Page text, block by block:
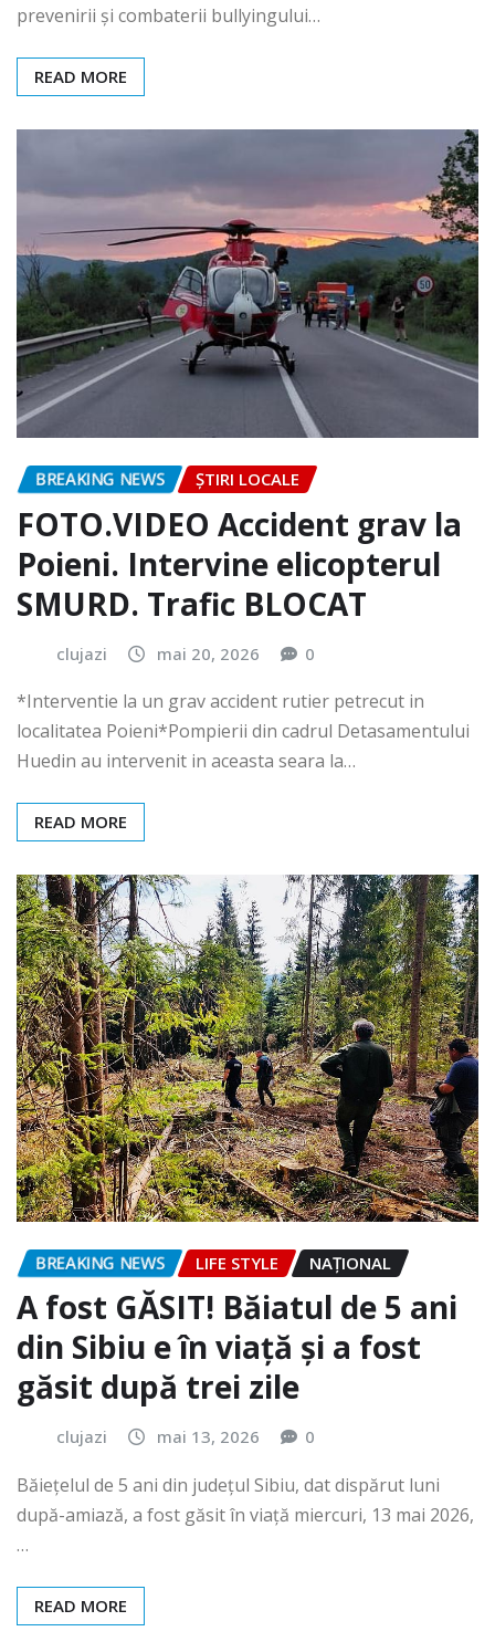
prevenirii și combaterii bullyingului…
READ MORE
BREAKING NEWS ȘTIRI LOCALE
FOTO.VIDEO Accident grav la
Poieni. Intervine elicopterul
SMURD. Trafic BLOCAT
clujazi mai 20, 2026 0
*Interventie la un grav accident rutier petrecut in
localitatea Poieni*Pompierii din cadrul Detasamentului
Huedin au intervenit in aceasta seara la…
READ MORE
BREAKING NEWS LIFE STYLE NAŢIONAL
A fost GĂSIT! Băiatul de 5 ani
din Sibiu e în viață și a fost
găsit după trei zile
clujazi mai 13, 2026 0
Băiețelul de 5 ani din județul Sibiu, dat dispărut luni
după-amiază, a fost găsit în viață miercuri, 13 mai 2026,
…
READ MORE